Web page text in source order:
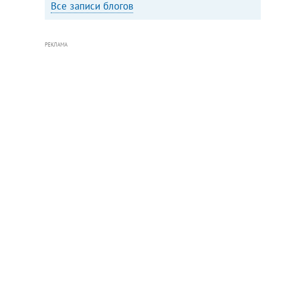
Все записи блогов
РЕКЛАМА